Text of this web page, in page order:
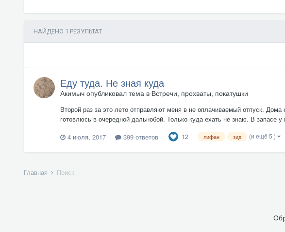
НАЙДЕНО 1 РЕЗУЛЬТАТ
Еду туда. Не зная куда
Акимычопубликовал тема в Встречи, прохваты, покатушки
Второй раз за это лето отправляют меня в не оплачиваемый отпуск.
готовлюсь в очередной дальнобой. Только куда ехать не знаю. В запасе
4 июля, 2017
399 ответов 12 лифан зид (и ещё 5 )
Главная Поиск